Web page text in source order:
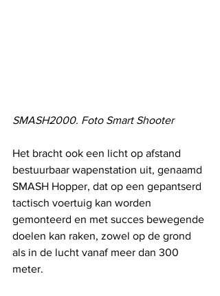
SMASH2000. Foto Smart Shooter
Het bracht ook een licht op afstand
bestuurbaar wapenstation uit, genaamd
SMASH Hopper, dat op een gepantserd
tactisch voertuig kan worden
gemonteerd en met succes bewegende
doelen kan raken, zowel op de grond
als in de lucht vanaf meer dan 300
meter.